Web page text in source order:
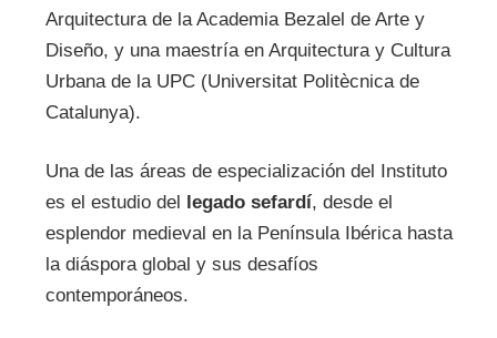
Arquitectura de la Academia Bezalel de Arte y
Diseño, y una maestría en Arquitectura y Cultura
Urbana de la UPC (Universitat Politècnica de
Catalunya).
Una de las áreas de especialización del Instituto
es el estudio del
legado sefardí, desde el
esplendor medieval en la Península Ibérica hasta
la diáspora global y sus desafíos
contemporáneos.